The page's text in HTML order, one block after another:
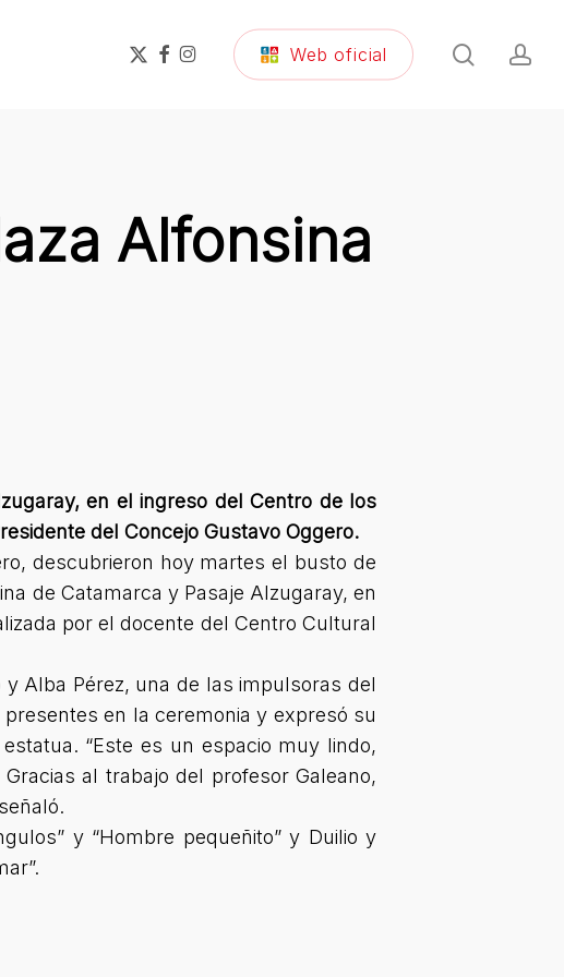
x-
twitter
facebook
instagram Web oficial search
Alfonsina
en el ingreso del Centro de los
del Concejo Gustavo Oggero.
descubrieron hoy martes el busto de
de Catamarca y Pasaje Alzugaray, en
por el docente del Centro Cultural
Alba Pérez, una de las impulsoras del
en la ceremonia y expresó su
“Este es un espacio muy lindo,
al trabajo del profesor Galeano,
y “Hombre pequeñito” y Duilio y